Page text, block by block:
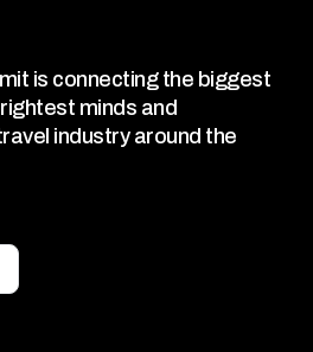
is connecting the biggest
minds and
industry around the